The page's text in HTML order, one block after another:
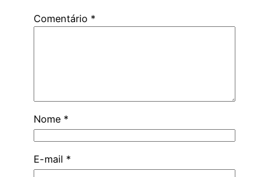
Comentário *
Nome *
E-mail *